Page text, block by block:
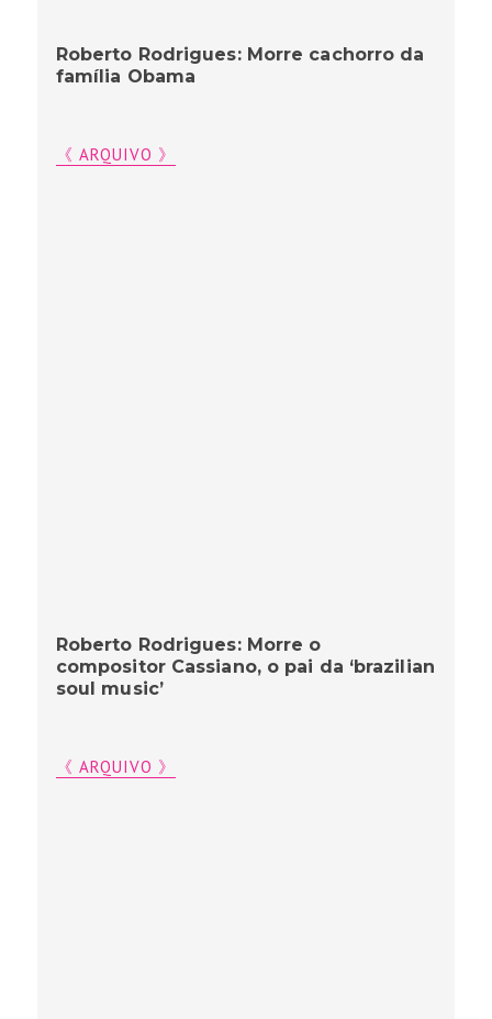
Roberto Rodrigues: Morre cachorro da
família Obama
《 ARQUIVO 》
Roberto Rodrigues: Morre o
compositor Cassiano, o pai da ‘brazilian
soul music’
《 ARQUIVO 》